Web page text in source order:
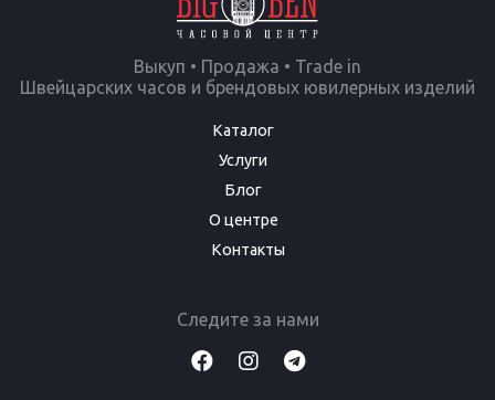
Выкуп • Продажа • Trade in
Швейцарских часов и брендовых ювилерных изделий
Каталог
Услуги
Блог
О центре
Контакты
Следите за нами